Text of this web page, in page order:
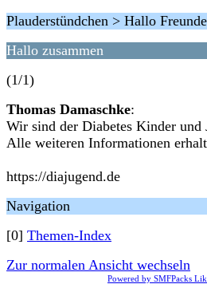
Plauderstündchen > Hallo
Hallo zusammen
(1/1)
Thomas Damaschke:
Wir sind der Diabetes Kinder und
Alle weiteren Informationen
https://diajugend.de
Navigation
[0] Themen-Index
Zur normalen Ansicht wechseln
Powered by SMFPacks